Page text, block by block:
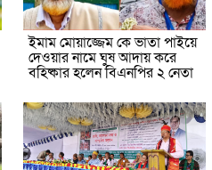
ইমাম মোয়াজ্জেম কে ভাতা পাইয়ে
দেওয়ার নামে ঘুষ আদায় করে
বহিষ্কার হলেন বিএনপির ২ নেতা